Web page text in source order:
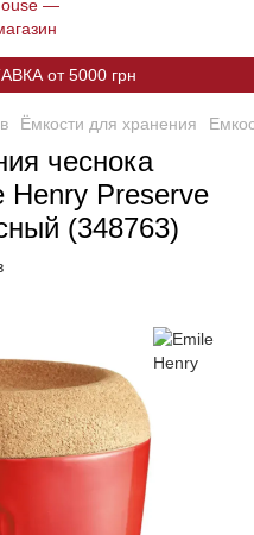
от 5000 грн
Ёмкости для хранения
чеснока
Henry Preserve
(348763)